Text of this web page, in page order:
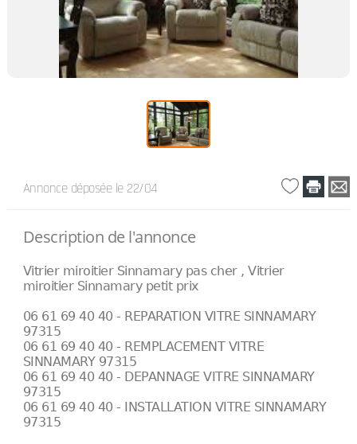
Annonce déposée le 22/04
Description de l'annonce
Vitrier miroitier Sinnamary pas cher , Vitrier
miroitier Sinnamary petit prix
06 61 69 40 40 - REPARATION VITRE SINNAMARY
97315
06 61 69 40 40 - REMPLACEMENT VITRE
SINNAMARY 97315
06 61 69 40 40 - DEPANNAGE VITRE SINNAMARY
97315
06 61 69 40 40 - INSTALLATION VITRE SINNAMARY
97315